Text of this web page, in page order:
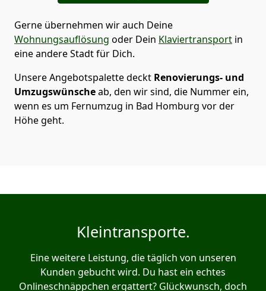
Gerne übernehmen wir auch Deine
Wohnungsauflösung oder Dein Klaviertransport in
eine andere Stadt für Dich.
Unsere Angebotspalette deckt Renovierungs- und
Umzugswünscheab, den wir sind, die Nummer ein,
wenn es um Fernumzug in Bad Homburg vor der
Höhe geht.
Kleintransporte.
Eine weitere Leistung, die täglich von unseren
Kunden gebucht wird. Du hast ein echtes
Onlineschnäppchen ergattert? Glückwunsch, doch